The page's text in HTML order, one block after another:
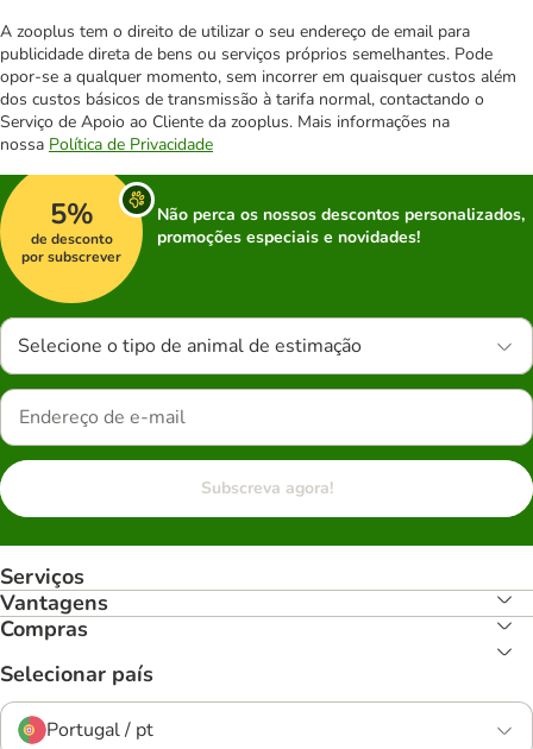
A zooplus tem o direito de utilizar o seu endereço de email para
publicidade direta de bens ou serviços próprios semelhantes. Pode
opor-se a qualquer momento, sem incorrer em quaisquer custos além
dos custos básicos de transmissão à tarifa normal, contactando o
Serviço de Apoio ao Cliente da zooplus. Mais informações na
nossa Política de Privacidade
5%
de desconto
por subscrever
Não perca os nossos descontos personalizados,
promoções especiais e novidades!
Selecione o tipo de animal de estimação
Subscreva agora!
Serviços
Vantagens
Compras
Selecionar país
Portugal / pt